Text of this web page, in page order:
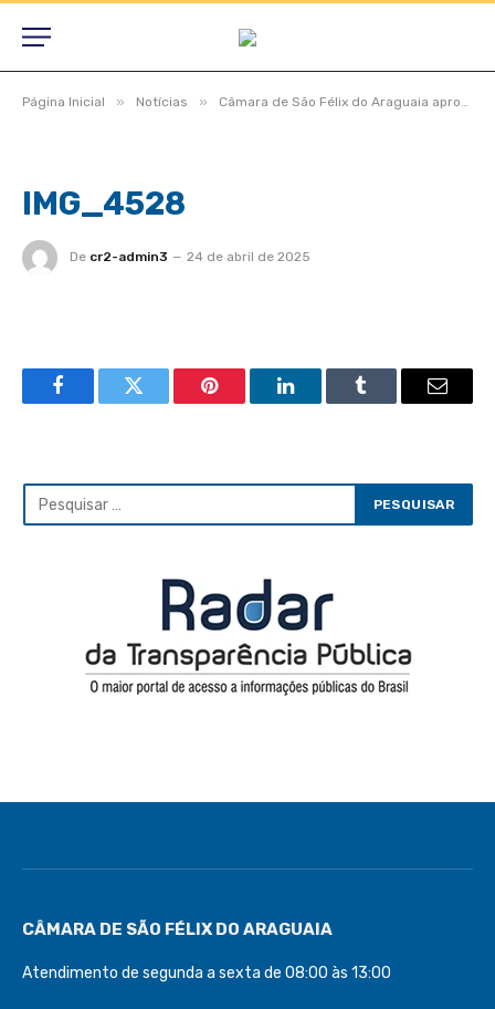
Página Inicial » Notícias » Câmara de São Félix do Araguaia aprova projetos estratégicos em dois turnos durante Sessão Ordinária e Extraordinária
IMG_4528
De cr2-admin3 24 de abril de 2025
FacebookTwitter Pinterest LinkedInTumblr Email
CÂMARA DE SÃO FÉLIX DO ARAGUAIA
Atendimento de segunda a sexta de 08:00 às 13:00